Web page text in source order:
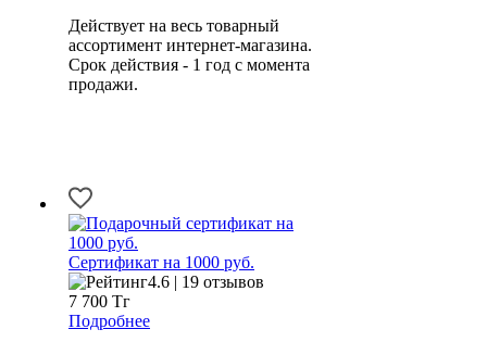
Действует на весь товарный
ассортимент интернет-магазина.
Срок действия - 1 год с момента
продажи.
Сертификат на 1000 руб.
4.6 | 19 отзывов
7 700 Тг
Подробнее